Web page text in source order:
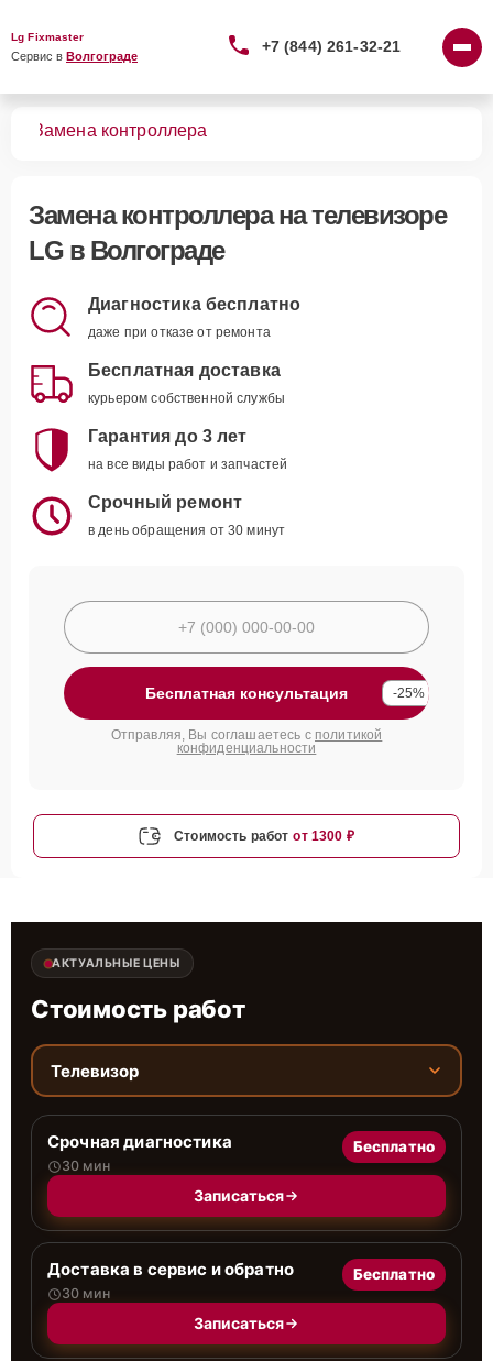
Lg Fixmaster
Сервис в Волгограде
+7 (844) 261-32-21
Замена контроллера
Замена контроллерана телевизоре
LG в Волгограде
Диагностика бесплатно
даже при отказе от ремонта
Бесплатная доставка
курьером собственной службы
Гарантия до 3 лет
на все виды работ и запчастей
Срочный ремонт
в день обращения от 30 минут
Бесплатная консультация -25%
Отправляя, Вы соглашаетесь с политикой
конфиденциальности
Стоимость работ от 1300 ₽
АКТУАЛЬНЫЕ ЦЕНЫ
Стоимость работ
Телевизор
Срочная диагностика
30 мин
Бесплатно
Записаться
Доставка в сервис и обратно
30 мин
Бесплатно
Записаться